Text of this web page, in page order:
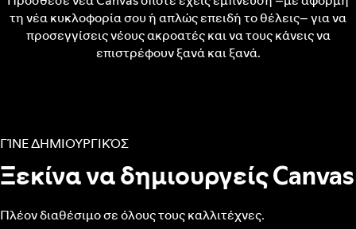
τη νέα κυκλοφορία σου ή απλώς επειδή το θέλεις– για να
προσεγγίσεις νέους ακροατές και να τους κάνεις να
επιστρέφουν ξανά και ξανά.
ΓΊΝΕ ΔΗΜΙΟΥΡΓΙΚΌΣ
Ξεκίνα να δημιουργείς Canvas
Πλέον διαθέσιμο σε όλους τους καλλιτέχνες.